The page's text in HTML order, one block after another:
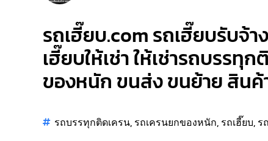
รถเฮี๊ยบ.com รถเฮี๊ยบรับจ้
เฮี๊ยบให้เช่า ให้เช่ารถบรร
ของหนัก ขนส่ง ขนย้าย สินค้
รถบรรทุกติดเครน, รถเครนยกของหนัก, รถเฮี๊ยบ, ร